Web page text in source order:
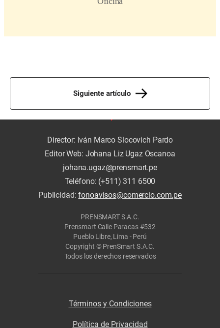
Siguiente artículo
Director: Iván Marco Slocovich Pardo
Editor Web: Johana Liz Ugaz Oscanoa
johana.ugaz@prensmart.pe
Teléfono: (+511) 311 6500
Publicidad:fonoavisos@comercio.com.pe
PRENSMART S.A.C.
Prensmart Calle Paracas #532
Pueblo Libre, Lima - Perú
Copyright © PrenSmart S.A.C.
Todos los derechos reservados
Términos y Condiciones
Política de Privacidad